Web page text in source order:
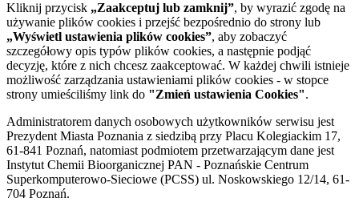
Kliknij przycisk „Zaakceptuj lub zamknij”, by wyrazić zgodę na
używanie plików cookies i przejść bezpośrednio do strony lub
„Wyświetl ustawienia plików cookies”, aby zobaczyć
szczegółowy opis typów plików cookies, a następnie podjąć
decyzję, które z nich chcesz zaakceptować. W każdej chwili istnieje
możliwość zarządzania ustawieniami plików cookies - w stopce
strony umieściliśmy link do "Zmień ustawienia Cookies".
Administratorem danych osobowych użytkowników serwisu jest
Prezydent Miasta Poznania z siedzibą przy Placu Kolegiackim 17,
61-841 Poznań, natomiast podmiotem przetwarzającym dane jest
Instytut Chemii Bioorganicznej PAN - Poznańskie Centrum
Superkomputerowo-Sieciowe (PCSS) ul. Noskowskiego 12/14, 61-
704 Poznań.